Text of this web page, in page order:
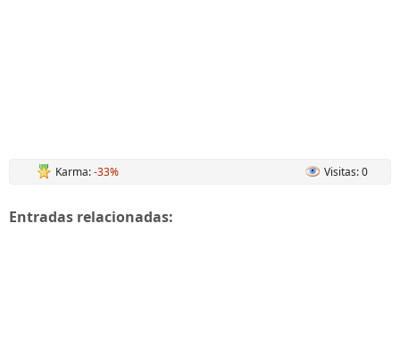
Karma:-33% Visitas: 0
Entradas relacionadas: